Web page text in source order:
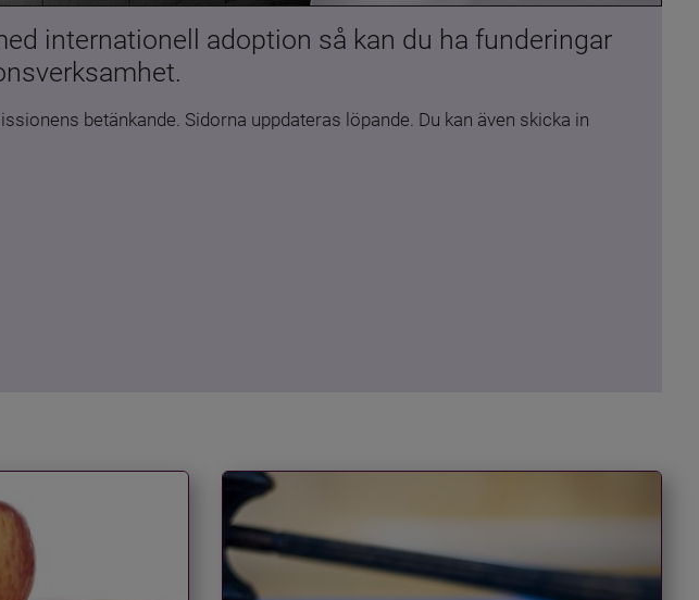
internationell adoption så kan du ha funderingar
betänkande. Sidorna uppdateras löpande. Du kan även skicka in